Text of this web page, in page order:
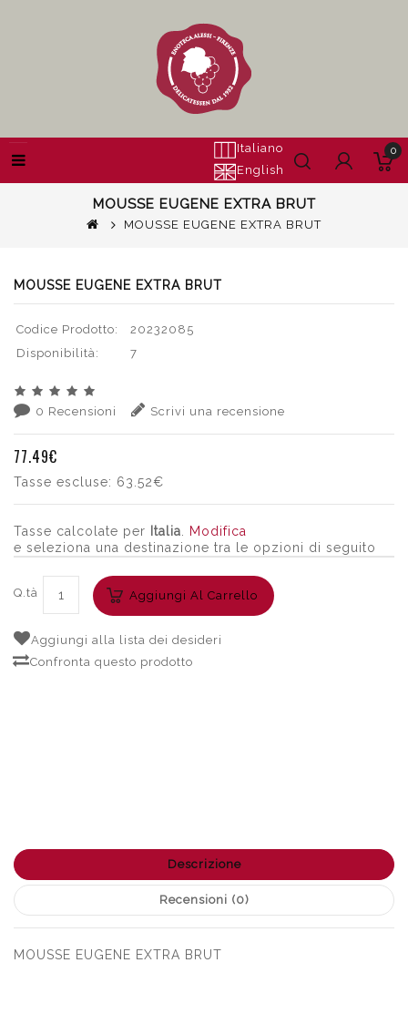
Italiano
English
0
MOUSSE EUGENE EXTRA BRUT
MOUSSE EUGENE EXTRA BRUT
MOUSSE EUGENE EXTRA BRUT
Codice Prodotto:
20232085
Disponibilità:
7
0 Recensioni Scrivi una recensione
77.49€
Tasse escluse: 63.52€
Tasse calcolate per Italia
Modifica
e seleziona una destinazione tra le opzioni di seguito
Q.tà Aggiungi Al Carrello
Aggiungi alla lista dei desideri
Confronta questo prodotto
Descrizione
Recensioni (0)
MOUSSE EUGENE EXTRA BRUT